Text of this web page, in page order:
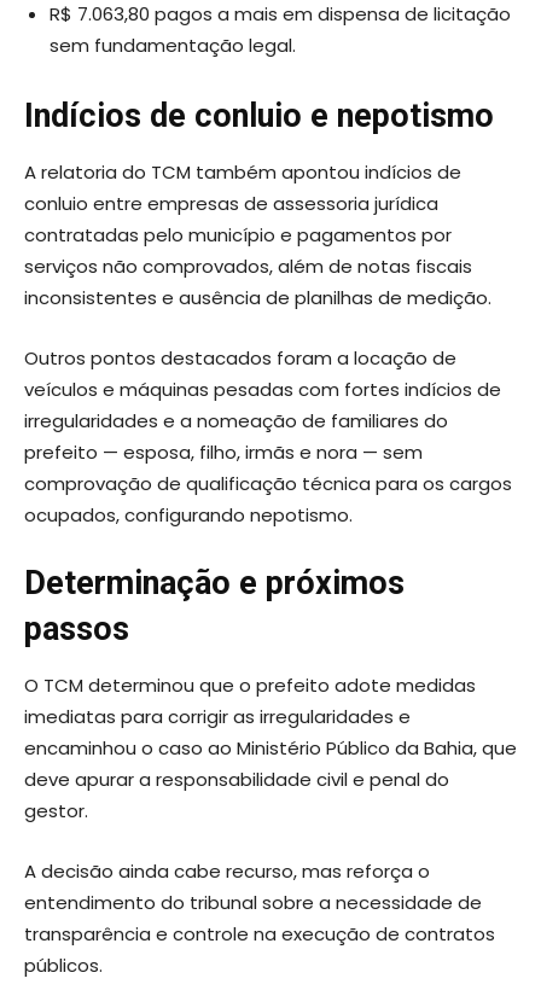
R$ 7.063,80 pagos a mais em dispensa de licitação
sem fundamentação legal.
Indícios de conluio e nepotismo
A relatoria do TCM também apontou indícios de
conluio entre empresas de assessoria jurídica
contratadas pelo município e pagamentos por
serviços não comprovados, além de notas fiscais
inconsistentes e ausência de planilhas de medição.
Outros pontos destacados foram a locação de
veículos e máquinas pesadas com fortes indícios de
irregularidades e a nomeação de familiares do
prefeito — esposa, filho, irmãs e nora — sem
comprovação de qualificação técnica para os cargos
ocupados, configurando nepotismo.
Determinação e próximos
passos
O TCM determinou que o prefeito adote medidas
imediatas para corrigir as irregularidades e
encaminhou o caso ao Ministério Público da Bahia, que
deve apurar a responsabilidade civil e penal do
gestor.
A decisão ainda cabe recurso, mas reforça o
entendimento do tribunal sobre a necessidade de
transparência e controle na execução de contratos
públicos.